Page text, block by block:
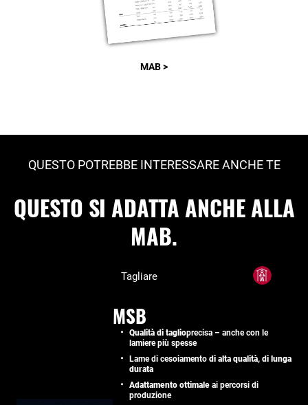
MAB >
QUESTO POTREBBE INTERESSARE ANCHE TE
QUESTO SI ADATTA ANCHE ALLA
MAB.
Tagliare
MSB
Qualità di taglioprecisa – anche con le
lamiere più spesse
Lame di cesoiamento di alta qualità, di lunga
durata
Adattamento ottimale ai percorsi di
produzione